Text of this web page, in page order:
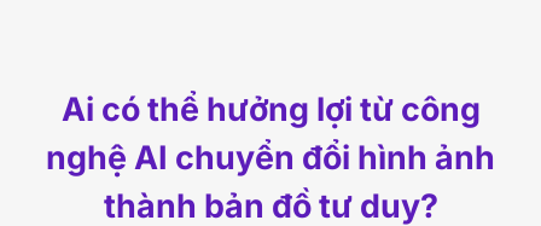
Ai có thể hưởng lợi từ công
nghệ AI chuyển đổi hình ảnh
thành bản đồ tư duy?